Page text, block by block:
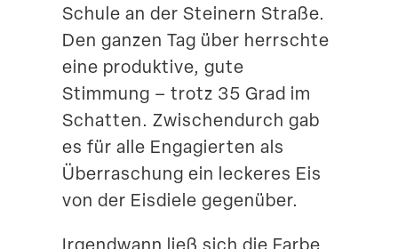
Schule an der Steinern Straße.
Den ganzen Tag über herrschte
eine produktive, gute
Stimmung – trotz 35 Grad im
Schatten. Zwischen­durch gab
es für alle Engagierten als
Überra­schung ein leckeres Eis
von der Eisdiele gegenüber.